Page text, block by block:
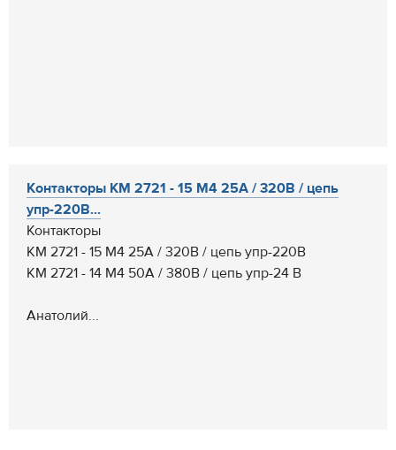
Контакторы КМ 2721 - 15 М4 25А / 320В / цепь
упр-220В...
Контакторы
КМ 2721 - 15 М4 25А / 320В / цепь упр-220В
КМ 2721 - 14 М4 50А / 380В / цепь упр-24 В
Анатолий...